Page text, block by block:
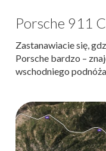
Porsche 911
Zastanawiacie się,
Porsche bardzo –
wschodniego